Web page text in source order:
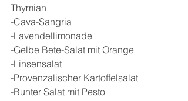
Thymian
-Cava-Sangria
-Lavendellimonade
-Gelbe Bete-Salat mit Orange
-Linsensalat
-Provenzalischer Kartoffelsalat
-Bunter Salat mit Pesto